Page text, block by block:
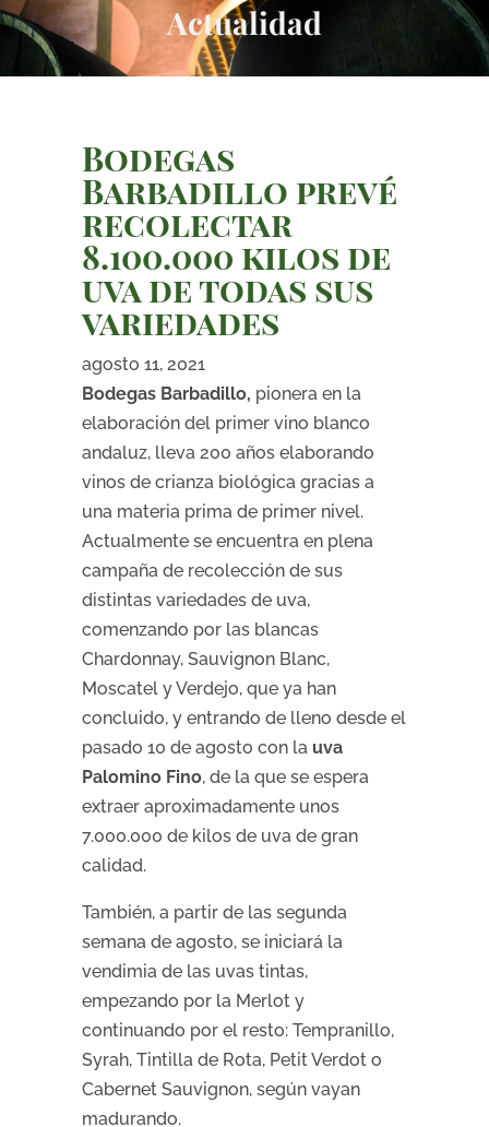
Actualidad
Bodegas
Barbadillo prevé
recolectar
8.100.000 kilos de
uva de todas sus
variedades
agosto 11, 2021
Bodegas Barbadillo, pionera en la
elaboración del primer vino blanco
andaluz, lleva 200 años elaborando
vinos de crianza biológica gracias a
una materia prima de primer nivel.
Actualmente se encuentra en plena
campaña de recolección de sus
distintas variedades de uva,
comenzando por las blancas
Chardonnay, Sauvignon Blanc,
Moscatel y Verdejo, que ya han
concluido, y entrando de lleno desde el
pasado 10 de agosto con la uva
Palomino Fino, de la que se espera
extraer aproximadamente unos
7.000.000 de kilos de uva de gran
calidad.
También, a partir de las segunda
semana de agosto, se iniciará la
vendimia de las uvas tintas,
empezando por la Merlot y
continuando por el resto: Tempranillo,
Syrah, Tintilla de Rota, Petit Verdot o
Cabernet Sauvignon, según vayan
madurando.